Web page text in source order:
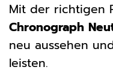
Mit der richtigen
Chronograph
neu aussehen
leisten.